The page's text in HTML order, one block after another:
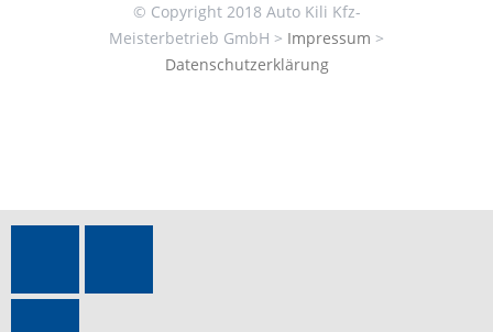
© Copyright 2018 Auto Kili Kfz-
Meisterbetrieb GmbH > Impressum >
Datenschutzerklärung